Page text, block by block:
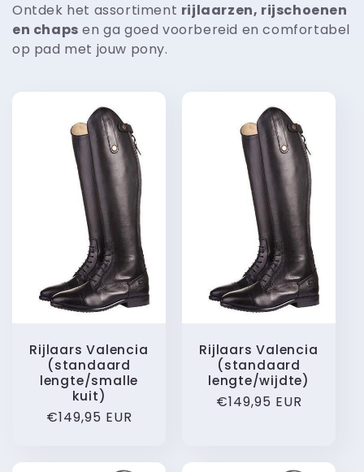
Ontdek het assortiment rijlaarzen, rijschoenen
en chaps en ga goed voorbereid en comfortabel
op pad met jouw pony.
Rijlaars Valencia
(standaard
lengte/smalle
kuit)
Normale
€149,95 EUR
Rijlaars Valencia
(standaard
lengte/wijdte)
Normale
€149,95 EUR